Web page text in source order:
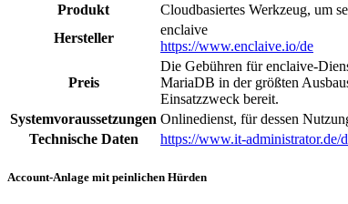
Produkt
Cloudbasiertes Werkzeug, um
Hersteller
enclaive
https://www.enclaive.io/de
Preis
Die Gebühren für enclaive-
MariaDB in der größten
Einsatzzweck bereit.
Systemvoraussetzungen Onlinedienst, für dessen
Technische Daten
https://www.it-administrator.de/
Account-Anlage mit peinlichen Hürden